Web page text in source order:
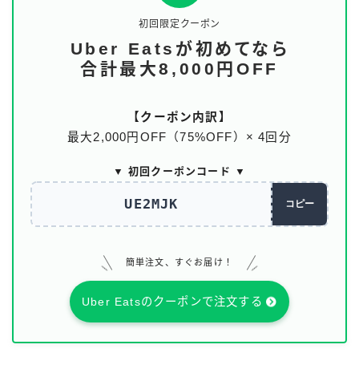
初回限定クーポン
Uber Eatsが初めてなら
合計最大8,000円OFF
【クーポン内訳】
最大2,000円OFF（75%OFF）× 4回分
▼ 初回クーポンコード ▼
UE2MJK コピー
簡単注文、すぐお届け！
Uber Eatsのクーポンで注文する